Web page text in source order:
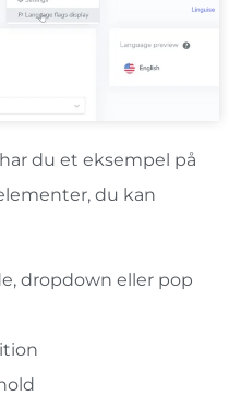
du et eksempel på
du kan
dropdown eller pop